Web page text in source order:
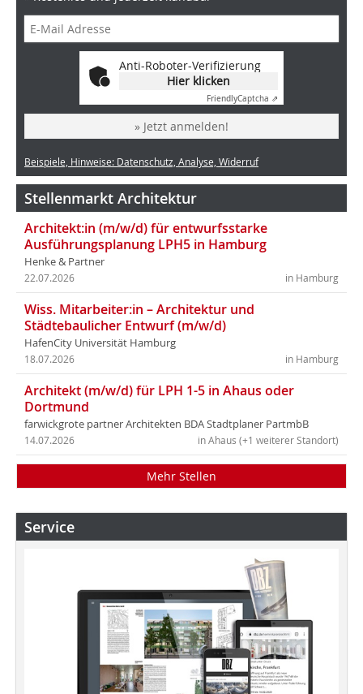
Anti-Roboter-Verifizierung
Hier klicken
FriendlyCaptcha ⇗
» Jetzt anmelden!
Beispiele, Hinweise: Datenschutz, Analyse, Widerruf
Stellenmarkt Architektur
Architekt:in (m/w/d) für entwurfsstarke
Ausführungsplanung LPH5 in Hamburg
Henke & Partner
in Hamburg
22.07.2026
Wiss. Mitarbeiter:in – Architektur und
Städtebaulicher Entwurf (m/w/d)
HafenCity Universität Hamburg
in Hamburg
18.07.2026
Architekt (m/w/d) für LPH 1-5 in Ahaus oder
Dortmund
farwickgrote partner Architekten BDA Stadtplaner PartmbB
in Ahaus (+1 weiterer Standort)
14.07.2026
Mehr Stellen
Service